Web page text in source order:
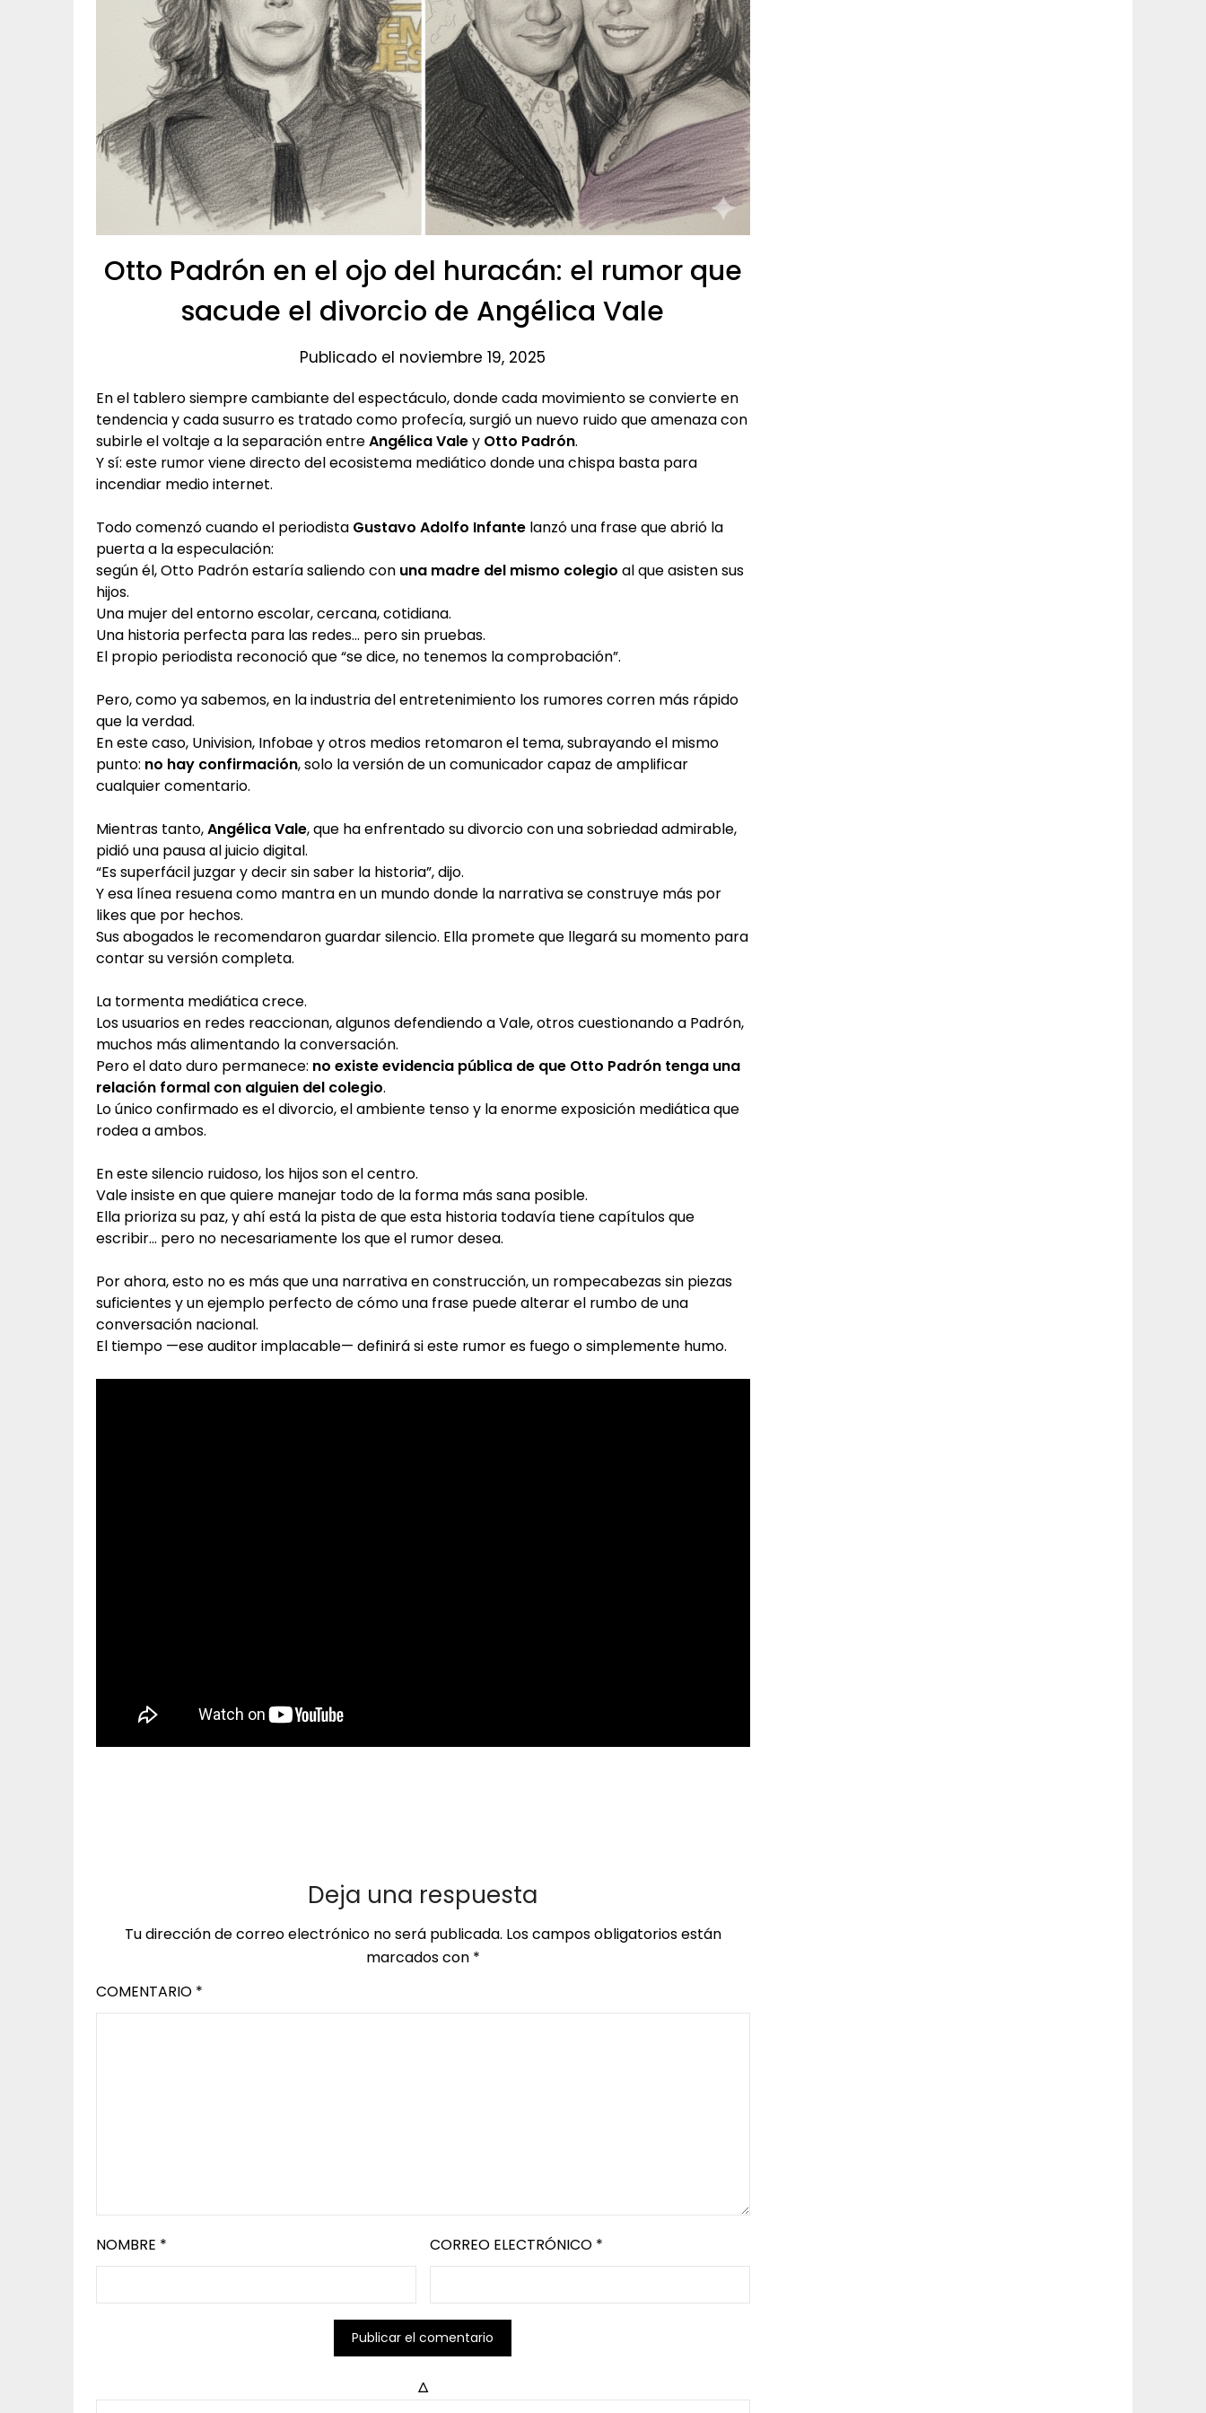
Otto Padrón en el ojo del huracán: el rumor que
sacude el divorcio de Angélica Vale
Publicado el noviembre 19, 2025
En el tablero siempre cambiante del espectáculo, donde cada movimiento se convierte en
tendencia y cada susurro es tratado como profecía, surgió un nuevo ruido que amenaza con
subirle el voltaje a la separación entreAngélica Valey Otto Padrón.
Y sí: este rumor viene directo del ecosistema mediático donde una chispa basta para
incendiar medio internet.
Todo comenzó cuando el periodista Gustavo Adolfo Infante lanzó una frase que abrió la
puerta a la especulación:
según él, Otto Padrón estaría saliendo con una madre del mismo colegio al que asisten sus
hijos.
Una mujer del entorno escolar, cercana, cotidiana.
Una historia perfecta para las redes… pero sin pruebas.
El propio periodista reconoció que “se dice, no tenemos la comprobación”.
Pero, como ya sabemos, en la industria del entretenimiento los rumores corren más rápido
que la verdad.
En este caso, Univision, Infobae y otros medios retomaron el tema, subrayando el mismo
punto: no hay confirmación, solo la versión de un comunicador capaz de amplificar
cualquier comentario.
Mientras tanto,Angélica Vale, que ha enfrentado su divorcio con una sobriedad admirable,
pidió una pausa al juicio digital.
“Es superfácil juzgar y decir sin saber la historia”, dijo.
Y esa línea resuena como mantra en un mundo donde la narrativa se construye más por
likes que por hechos.
Sus abogados le recomendaron guardar silencio. Ella promete que llegará su momento para
contar su versión completa.
La tormenta mediática crece.
Los usuarios en redes reaccionan, algunos defendiendo a Vale, otros cuestionando a Padrón,
muchos más alimentando la conversación.
Pero el dato duro permanece: no existe evidencia pública de que Otto Padrón tenga una
relación formal con alguien del colegio.
Lo único confirmado es el divorcio, el ambiente tenso y la enorme exposición mediática que
rodea a ambos.
En este silencio ruidoso, los hijos son el centro.
Vale insiste en que quiere manejar todo de la forma más sana posible.
Ella prioriza su paz, y ahí está la pista de que esta historia todavía tiene capítulos que
escribir… pero no necesariamente los que el rumor desea.
Por ahora, esto no es más que una narrativa en construcción, un rompecabezas sin piezas
suficientes y un ejemplo perfecto de cómo una frase puede alterar el rumbo de una
conversación nacional.
El tiempo —ese auditor implacable— definirá si este rumor es fuego o simplemente humo.
Deja una respuesta
Tu dirección de correo electrónico no será publicada. Los campos obligatorios están
marcados con *
COMENTARIO *
NOMBRE * CORREO ELECTRÓNICO *
Δ